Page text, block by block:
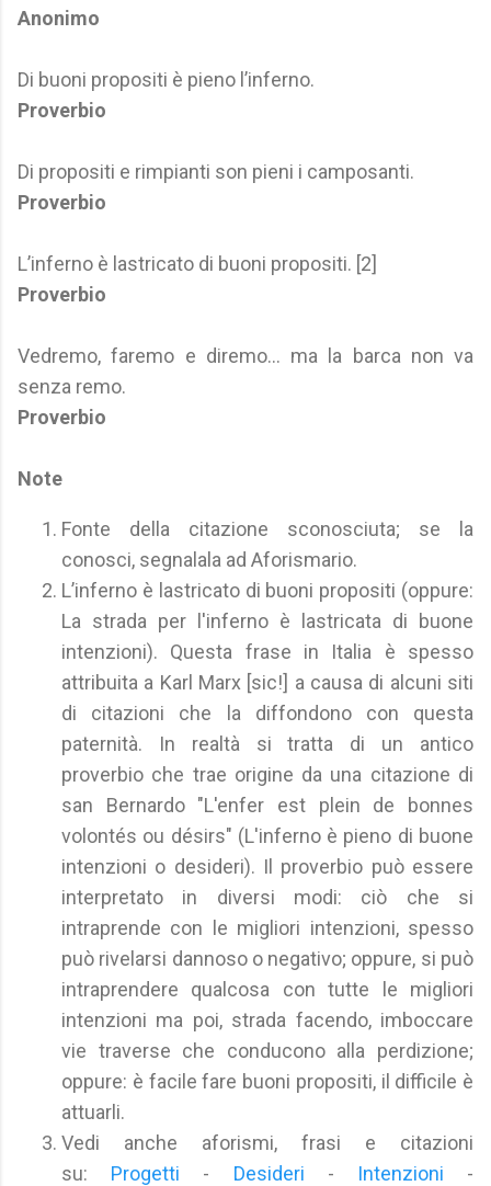
Anonimo
Di buoni propositi è pieno l’inferno.
Proverbio
Di propositi e rimpianti son pieni i camposanti.
Proverbio
L’inferno è lastricato di buoni propositi. [2]
Proverbio
Vedremo, faremo e diremo... ma la barca non va
senza remo.
Proverbio
Note
Fonte della citazione sconosciuta; se la
conosci, segnalala ad Aforismario.
L’inferno è lastricato di buoni propositi (oppure:
La strada per l'inferno è lastricata di buone
intenzioni). Questa frase in Italia è spesso
attribuita a Karl Marx [sic!] a causa di alcuni siti
di citazioni che la diffondono con questa
paternità. In realtà si tratta di un antico
proverbio che trae origine da una citazione di
san Bernardo "L'enfer est plein de bonnes
volontés ou désirs" (L'inferno è pieno di buone
intenzioni o desideri). Il proverbio può essere
interpretato in diversi modi: ciò che si
intraprende con le migliori intenzioni, spesso
può rivelarsi dannoso o negativo; oppure, si può
intraprendere qualcosa con tutte le migliori
intenzioni ma poi, strada facendo, imboccare
vie traverse che conducono alla perdizione;
oppure: è facile fare buoni propositi, il difficile è
attuarli.
Vedi anche aforismi, frasi e citazioni
su: Progetti - Desideri - Intenzioni -